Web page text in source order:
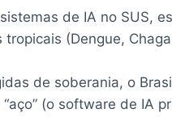
de IA no SUS,
(Dengue,
de soberania, o
(o software de IA